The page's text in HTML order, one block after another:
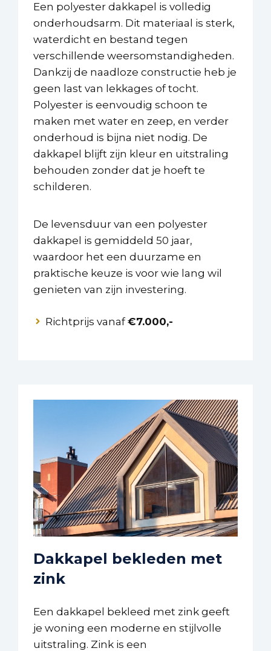
Een polyester dakkapel is volledig
onderhoudsarm. Dit materiaal is sterk,
waterdicht en bestand tegen
verschillende weersomstandigheden.
Dankzij de naadloze constructie heb je
geen last van lekkages of tocht.
Polyester is eenvoudig schoon te
maken met water en zeep, en verder
onderhoud is bijna niet nodig. De
dakkapel blijft zijn kleur en uitstraling
behouden zonder dat je hoeft te
schilderen.
De levensduur van een polyester
dakkapel is gemiddeld 50 jaar,
waardoor het een duurzame en
praktische keuze is voor wie lang wil
genieten van zijn investering.
Richtprijs vanaf€7.000,-
Dakkapel bekleden met
zink
Een dakkapel bekleed met zink geeft
je woning een moderne en stijlvolle
uitstraling. Zink is een